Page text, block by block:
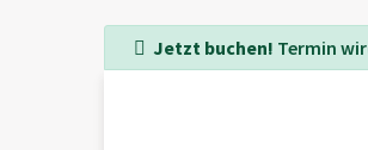
Jetzt buchen! Termin